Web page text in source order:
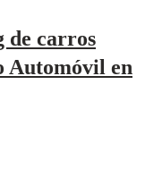
de carros
Automóvil en